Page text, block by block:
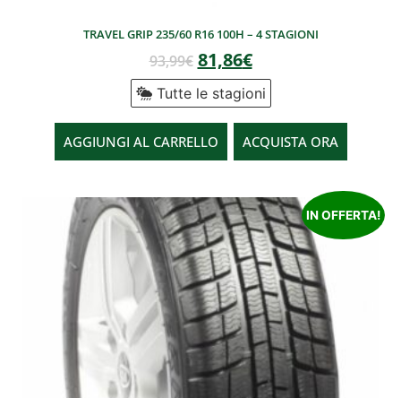
TRAVEL GRIP 235/60 R16 100H – 4 STAGIONI
93,99€ 81,86€
Tutte le stagioni
AGGIUNGI AL CARRELLO ACQUISTA ORA
IN OFFERTA!